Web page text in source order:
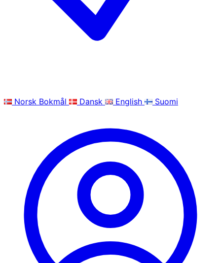
Norsk Bokmål Dansk English Suomi